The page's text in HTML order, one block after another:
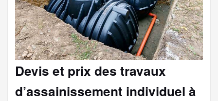
Devis et prix des travaux
d’assainissement individuel à